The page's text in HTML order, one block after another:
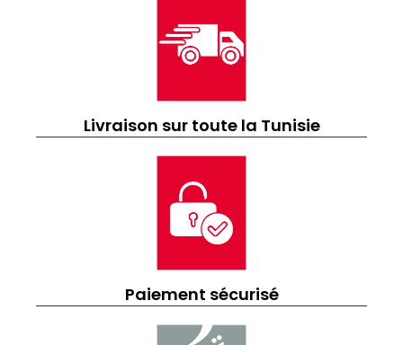
Livraison sur toute la Tunisie
Paiement sécurisé